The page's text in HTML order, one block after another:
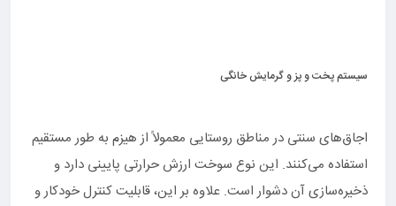
سیستم پخت و پز و گرمایش خانگی
اجاق‌های سنتی در مناطق روستایی معمولاً از هیزم به طور مستقیم
استفاده می‌کنند. این نوع سوخت ارزش حرارتی پایینی دارد و
ذخیره‌سازی آن دشوار است. علاوه بر این، قابلیت کنترل خودکار و